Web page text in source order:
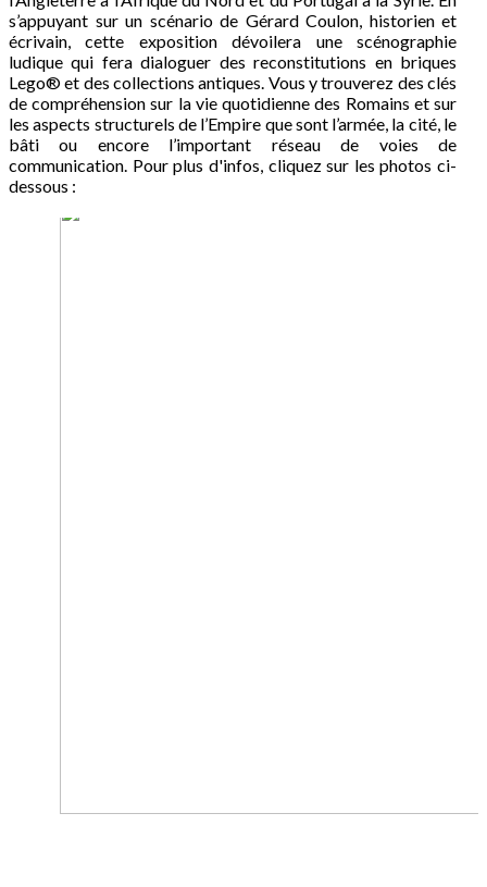
s’appuyant sur un scénario de Gérard Coulon, historien et
écrivain, cette exposition dévoilera une scénographie
ludique qui fera dialoguer des reconstitutions en briques
Lego® et des collections antiques. Vous y trouverez des clés
de compréhension sur la vie quotidienne des Romains et sur
les aspects structurels de l’Empire que sont l’armée, la cité, le
bâti ou encore l’important réseau de voies de
communication. Pour plus d'infos, cliquez sur les photos ci-
dessous :